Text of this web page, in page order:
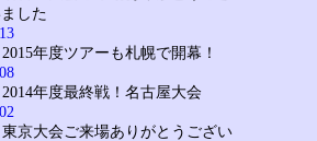
した
. 2015年度ツアーも札幌で開幕！
. 2014年度最終戦！名古屋大会
. 東京大会ご来場ありがとうござい